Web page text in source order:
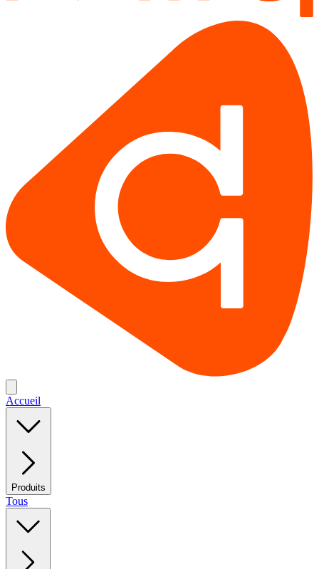
Accueil
Produits
Tous